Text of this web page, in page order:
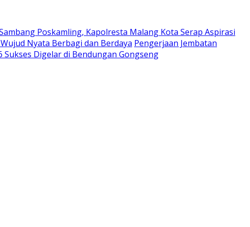
Poskamling, Kapolresta Malang Kota Serap Aspirasi
Nyata Berbagi dan Berdaya Pengerjaan Jembatan
Sukses Digelar di Bendungan Gongseng